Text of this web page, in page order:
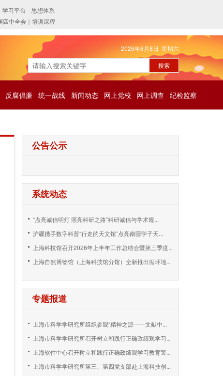
2026年8月8日 星期六
反腐倡廉 统一战线 新闻动态 网上党校 网上调查 纪检监察
公告公示
系统动态
“点亮诚信明灯 照亮科研之路”科研诚信与学术规...
沪疆携手数字科普“行走的天文馆”点亮南疆学子天...
上海科技馆召开2026年上半年工作总结会暨第三季度...
上海自然博物馆（上海科技馆分馆）全新推出循环地...
专题报道
上海市科学学研究所组织参观“精神之源——文献中...
上海市科学学研究所召开树立和践行正确政绩观学习...
上海软件中心召开树立和践行正确政绩观学习教育警...
上海市科学学研究所第三、第四党支部赴上海科技创...